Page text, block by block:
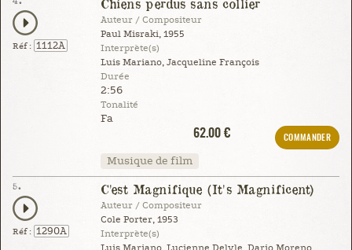
Réf : 1112A
Auteur / Compositeur
Paul Misraki, 1955
Interprète(s)
Luis Mariano, Jacqueline François
Durée
2:56
Tonalité
Fa
62.00 €
COMMANDER
Musique de film
5.
Réf : 1290A
C'est Magnifique (It's Magnificent)
Auteur / Compositeur
Cole Porter, 1953
Interprète(s)
Luis Mariano, Lucienne Delyle, Dario Moreno,